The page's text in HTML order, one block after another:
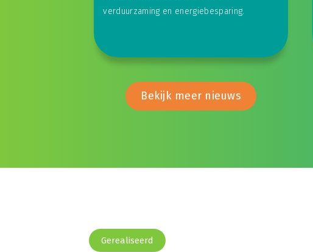
verduurzaming en energiebesparing.
Bekijk meer nieuws
Gerealiseerd